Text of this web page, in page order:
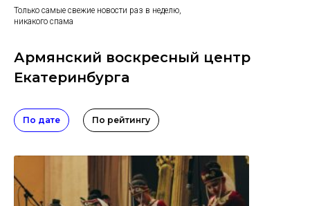
Только самые свежие новости раз в неделю,
никакого спама
Армянский воскресный центр
Екатеринбурга
По дате По рейтингу